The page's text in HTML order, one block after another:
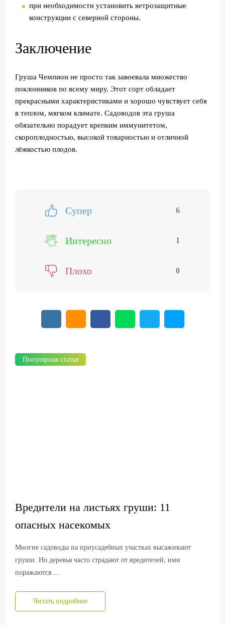
при необходимости установить ветрозащитные
конструкции с северной стороны.
Заключение
Груша Чемпион не просто так завоевала множество
поклонников по всему миру. Этот сорт обладает
прекрасными характеристиками и хорошо чувствует себя
в теплом, мягком климате. Садоводов эта груша
обязательно порадует крепким иммунитетом,
скороплодностью, высокой товарностью и отличной
лёжкостью плодов.
Супер 6
Интересно 1
Плохо 0
Вредители на листьях груши: 11
опасных насекомых
Многие садоводы на приусадебных участках высаживают
груши. Но деревья часто страдают от вредителей, ими
поражаются ...
Читать подробнее